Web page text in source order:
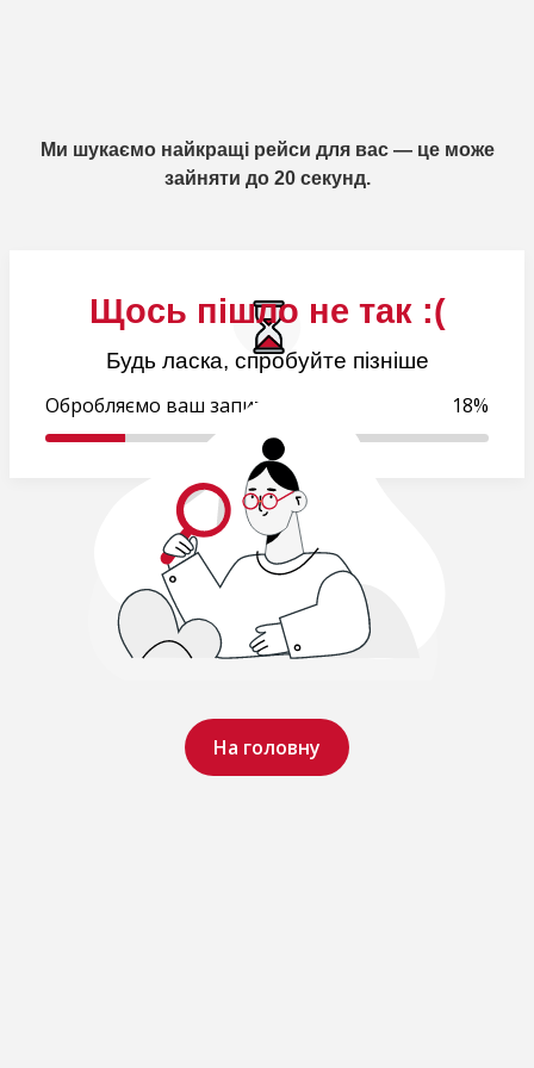
Щось пішло не так :(
Будь ласка, спробуйте пізніше
На головну
Ми шукаємо найкращі рейси для вас — це може
зайняти до 20 секунд.
Обробляємо ваш запит.. 18%